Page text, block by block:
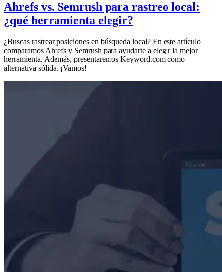
Ahrefs vs. Semrush para rastreo local:
¿qué herramienta elegir?
¿Buscas rastrear posiciones en búsqueda local? En este artículo
comparamos Ahrefs y Semrush para ayudarte a elegir la mejor
herramienta. Además, presentaremos Keyword.com como
alternativa sólida. ¡Vamos!